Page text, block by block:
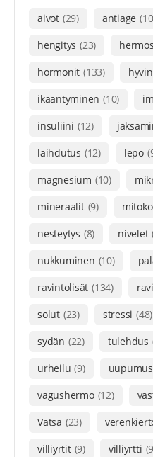
aivot (29) antiage
hengitys (23)
hormonit (133)
ikääntyminen (10)
insuliini (12)
laihdutus (12) lepo
magnesium (10)
mineraalit (9)
nesteytys (8) nivelet
nukkuminen (10)
ravintolisät (134)
solut (23) stressi (48)
sydän (22) tulehdus
urheilu (9) uupumus
vagushermo (12)
Vatsa (23)
villiyrtit (9) villiyrtti